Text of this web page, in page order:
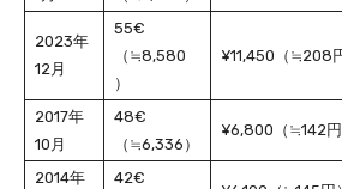
2023年
12月
55€
（≒8,580
）
¥11,450（≒208
2017年
10月
48€
（≒6,336）
¥6,800（≒142円
2014年
42€